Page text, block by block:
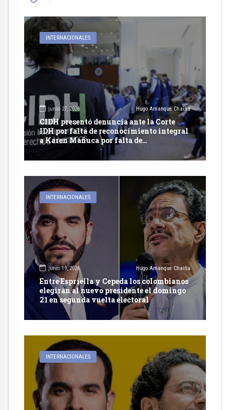
INTERNACIONALES
junio 27, 2026 Hugo Amanque Chaiña
CIDH presentó denuncia ante la Corte
IDH por falta de reconocimiento integral
a Karen Mañuca por falta de
reconocimiento integral a su identidad
de genero
INTERNACIONALES
junio 19, 2026 Hugo Amanque Chaiña
Entre Espriella y Cepeda los colombianos
elegirán al nuevo presidente el domingo
21 en segunda vuelta electoral
INTERNACIONALES